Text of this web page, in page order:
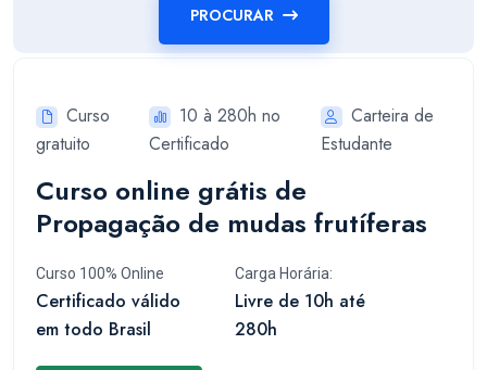
PROCURAR
Curso
gratuito
10 à 280h no
Certificado
Carteira de
Estudante
Curso online grátis de
Propagação de mudas frutíferas
Curso 100% Online
Certificado válido
em todo Brasil
Carga Horária:
Livre de 10h até
280h